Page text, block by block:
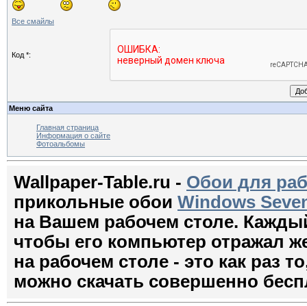
Все смайлы
Код *:
Меню сайта
Главная страница
Информация о сайте
Фотоальбомы
Wallpaper-Table.ru - Обои для
прикольные обои Windows
на Вашем рабочем столе.
чтобы его компьютер отражал
на рабочем столе - это как раз
можно скачать совершенно